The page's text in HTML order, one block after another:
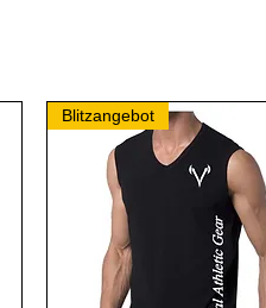
Blitzangebot